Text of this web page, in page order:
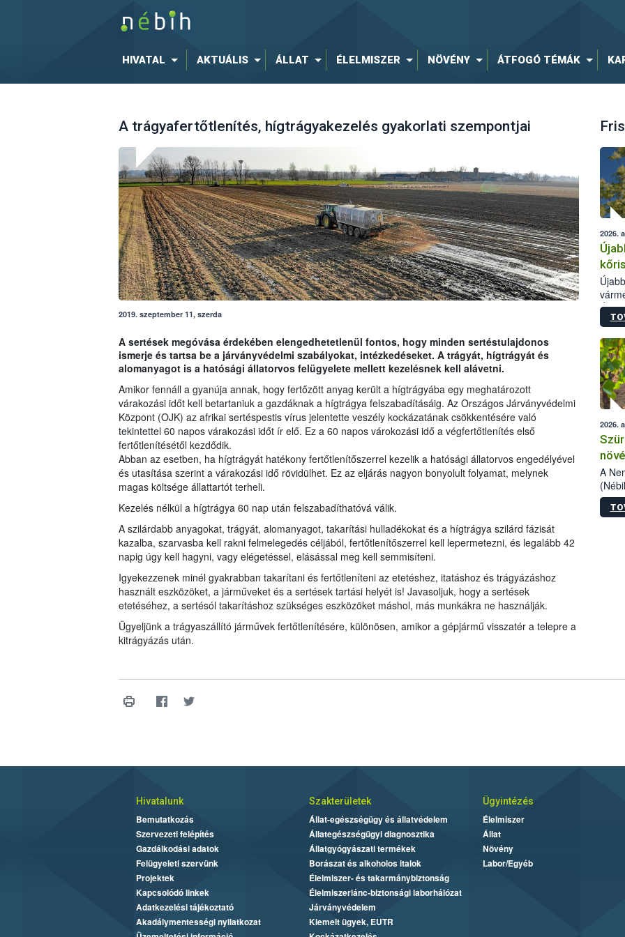
HIVATAL AKTUÁLIS ÁLLAT ÉLELMISZER NÖVÉNY ÁTFOGÓ TÉMÁK
A trágyafertőtlenítés, hígtrágyakezelés gyakorlati szempontjai
2019. szeptember 11, szerda
A sertések megóvása érdekében elengedhetetlenül fontos, hogy minden sertéstulajdonos
ismerje és tartsa be a járványvédelmi szabályokat, intézkedéseket. A trágyát, hígtrágyát és
alomanyagot is a hatósági állatorvos felügyelete mellett kezelésnek kell alávetni.
Amikor fennáll a gyanúja annak, hogy fertőzött anyag került a hígtrágyába egy meghatározott
várakozási időt kell betartaniuk a gazdáknak a hígtrágya felszabadításáig. Az Országos Járványvédelmi
Központ (OJK) az afrikai sertéspestis vírus jelentette veszély kockázatának csökkentésére való
tekintettel 60 napos várakozási időt ír elő. Ez a 60 napos várokozási idő a végfertőtlenítés első
fertőtlenítésétől kezdődik.
Abban az esetben, ha hígtrágyát hatékony fertőtlenítőszerrel kezelik a hatósági állatorvos engedélyével
és utasítása szerint a várakozási idő rövidülhet. Ez az eljárás nagyon bonyolult folyamat, melynek
magas költsége állattartót terheli.
Kezelés nélkül a hígtrágya 60 nap után felszabadíthatóvá válik.
A szilárdabb anyagokat, trágyát, alomanyagot, takarítási hulladékokat és a hígtrágya szilárd fázisát
kazalba, szarvasba kell rakni felmelegedés céljából, fertőtlenítőszerrel kell lepermetezni, és legalább 42
napig úgy kell hagyni, vagy elégetéssel, elásással meg kell semmisíteni.
Igyekezzenek minél gyakrabban takarítani és fertőtleníteni az etetéshez, itatáshoz és trágyázáshoz
használt eszközöket, a járműveket és a sertések tartási helyét is! Javasoljuk, hogy a sertések
etetéséhez, a sertésól takarításhoz szükséges eszközöket máshol, más munkákra ne használják.
Ügyeljünk a trágyaszállító járművek fertőtlenítésére, különösen, amikor a gépjármű visszatér a telepre a
kitrágyázás után.
2026.
2026.
A
Hivatalunk
Bemutatkozás
Szervezeti felépítés
Gazdálkodási adatok
Felügyeleti szervünk
Projektek
Kapcsolódó linkek
Adatkezelési tájékoztató
Akadálymentességi nyilatkozat
Szakterületek
Állat-egészségügy és állatvédelem
Állategészségügyi diagnosztika
Állatgyógyászati termékek
Borászat és alkoholos italok
Élelmiszer- és takarmánybiztonság
Élelmiszerlánc-biztonsági laborhálózat
Járványvédelem
Kiemelt ügyek, EUTR
Ügyintézés
Élelmiszer
Állat
Növény
Labor/Egyéb